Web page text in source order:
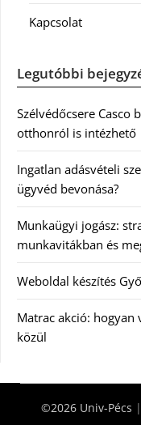
Kapcsolat
Legutóbbi
Szélvédőcsere Casco
otthonról is intézhető
Ingatlan adásvételi
ügyvéd bevonása?
Munkaügyi jogász:
munkavitákban és
Weboldal készítés
Matrac akció: hogyan
közül
©2026 Univ-Pécs